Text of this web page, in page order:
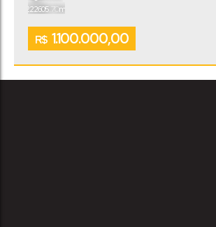
R$ 1.100.000,00
222605.70m²